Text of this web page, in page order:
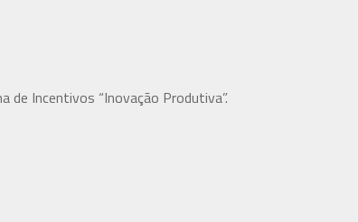
Incentivos “Inovação Produtiva”.